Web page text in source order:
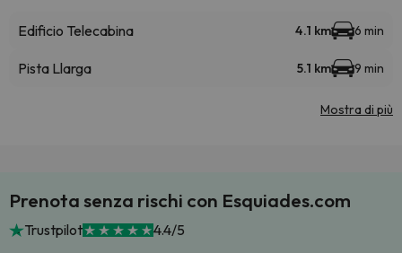
Edificio Telecabina 4.1 km 6 min
Pista Llarga 5.1 km 9 min
Mostra di più
Prenota senza rischi con Esquiades.com
Trustpilot 4.4/5